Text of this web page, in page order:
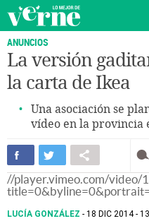
ANUNCIOS
La versión
la carta de Ikea
Una asociación se
vídeo en la provincia
//player.vimeo.com/video/
LUCÍA GONZÁLEZ 18 DIC 2014 -